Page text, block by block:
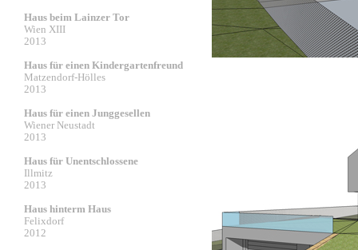
Haus beim Lainzer Tor
Wien XIII
2013
Haus für einen Kindergartenfreund
Matzendorf-Hölles
2013
Haus für einen Junggesellen
Wiener Neustadt
2013
Haus für Unentschlossene
Illmitz
2013
Haus hinterm Haus
Felixdorf
2012